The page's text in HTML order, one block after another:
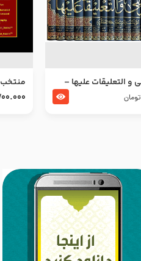
و التعليقات عليها –
تومان
منتخب
جعفر